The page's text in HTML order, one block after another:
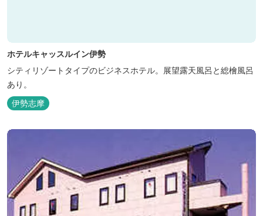
ホテルキャッスルイン伊勢
シティリゾートタイプのビジネスホテル。展望露天風呂と総檜風呂
あり。
伊勢志摩